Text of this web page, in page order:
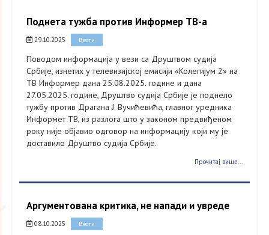
Поднета тужба против Информер ТВ-а
29.10.2025 Вести
Поводом информација у вези са Друштвом судија
Србије, изнетих у телевизијској емисији «Колегијум 2» на
ТВ Информер дана 25.08.2025. године и дана
27.05.2025. године, Друштво судија Србије је поднело
тужбу против Драгана Ј. Вучићевића, главног уредника
Информет ТВ, из разлога што у законом предвиђеном
року није објавио одговор на информацију који му је
доставило Друштво судија Србије.
Прочитај више...
Аргументована критика, не напади и увреде
08.10.2025 Вести